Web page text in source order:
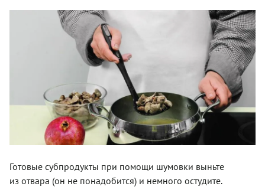
Готовые субпродукты при помощи шумовки выньте
из отвара (он не понадобится) и немного остудите.